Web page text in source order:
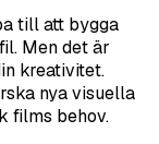
till att bygga
Men det är
kreativitet.
nya visuella
films behov.